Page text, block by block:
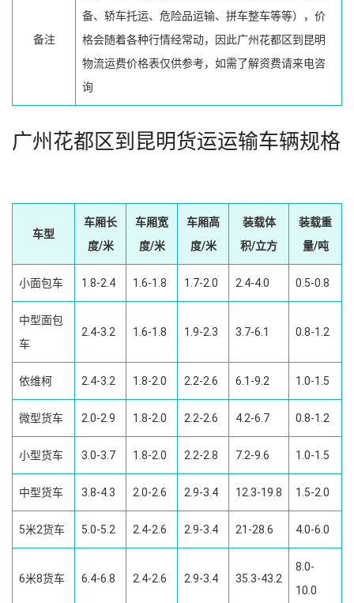
备注
备、轿车托运、危险品运输、拼车整车等等），价
格会随着各种行情经常动，因此广州花都区到昆明
物流运费价格表仅供参考，如需了解资费请来电咨
询
广州花都区到昆明货运运输车辆规格
车型
车厢长
度/米
车厢宽
度/米
车厢高
度/米
装载体
积/立方
装载重
量/吨
小面包车 1.8-2.4 1.6-1.8 1.7-2.0 2.4-4.0 0.5-0.8
中型面包
车
2.4-3.2 1.6-1.8 1.9-2.3 3.7-6.1 0.8-1.2
依维柯 2.4-3.2 1.8-2.0 2.2-2.6 6.1-9.2 1.0-1.5
微型货车 2.0-2.9 1.8-2.0 2.2-2.6 4.2-6.7 0.8-1.2
小型货车 3.0-3.7 1.8-2.0 2.2-2.8 7.2-9.6 1.0-1.5
中型货车 3.8-4.3 2.0-2.6 2.9-3.4 12.3-19.8 1.5-2.0
5米2货车 5.0-5.2 2.4-2.6 2.9-3.4 21-28.6 4.0-6.0
6米8货车 6.4-6.8 2.4-2.6 2.9-3.4 35.3-43.2
8.0-
10.0